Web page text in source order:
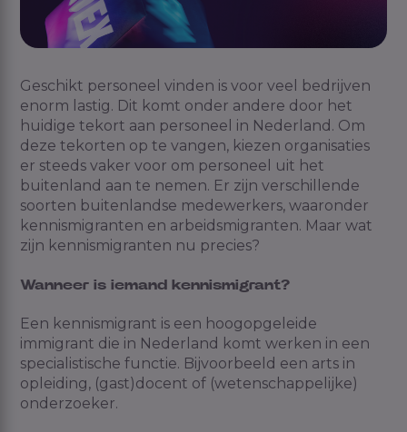
Geschikt personeel vinden is voor veel bedrijven
enorm lastig. Dit komt onder andere door het
huidige tekort aan personeel in Nederland. Om
deze tekorten op te vangen, kiezen organisaties
er steeds vaker voor om personeel uit het
buitenland aan te nemen. Er zijn verschillende
soorten buitenlandse medewerkers, waaronder
kennismigranten en arbeidsmigranten. Maar wat
zijn kennismigranten nu precies?
Wanneer is iemand kennismigrant?
Een kennismigrant is een hoogopgeleide
immigrant die in Nederland komt werken in een
specialistische functie. Bijvoorbeeld een arts in
opleiding, (gast)docent of (wetenschappelijke)
onderzoeker.